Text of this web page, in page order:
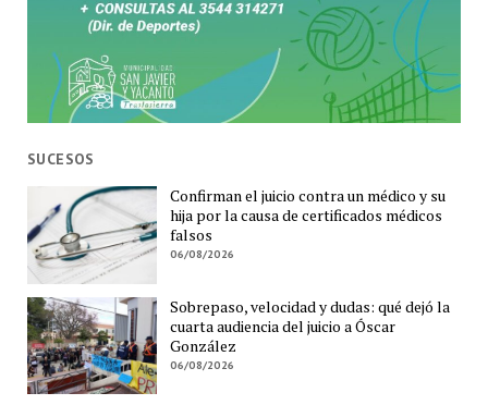
SUCESOS
Confirman el juicio contra un médico y su
hija por la causa de certificados médicos
falsos
06/08/2026
Sobrepaso, velocidad y dudas: qué dejó la
cuarta audiencia del juicio a Óscar
González
06/08/2026